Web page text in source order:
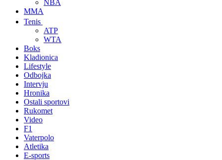
NBA
MMA
Tenis
ATP
WTA
Boks
Kladionica
Lifestyle
Odbojka
Intervju
Hronika
Ostali sportovi
Rukomet
Video
F1
Vaterpolo
Atletika
E-sports